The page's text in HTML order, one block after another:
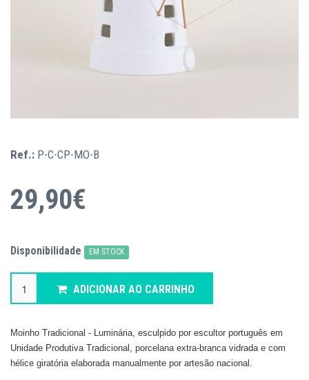
Ref.: P-C-CP-MO-B
29,90€
Disponibilidade EM STOCK
ADICIONAR AO CARRINHO
Moinho Tradicional - Luminária, esculpido por escultor português em
Unidade Produtiva Tradicional, porcelana extra-branca vidrada e com
hélice giratória elaborada manualmente por artesão nacional.